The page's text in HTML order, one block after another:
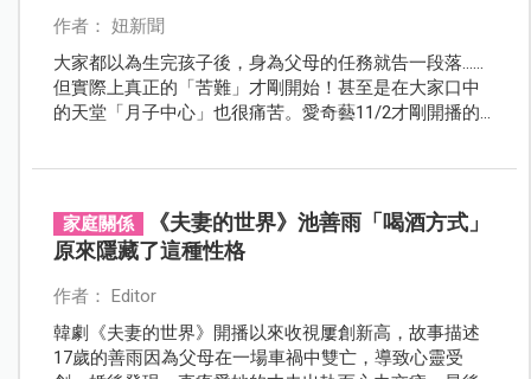
作者： 妞新聞
大家都以為生完孩子後，身為父母的任務就告一段落……
但實際上真正的「苦難」才剛開始！甚至是在大家口中
的天堂「月子中心」也很痛苦。愛奇藝11/2才剛開播的
家庭關係
《夫妻的世界》池善雨「喝酒方式」
原來隱藏了這種性格
作者： Editor
韓劇《夫妻的世界》開播以來收視屢創新高，故事描述
17歲的善雨因為父母在一場車禍中雙亡，導致心靈受